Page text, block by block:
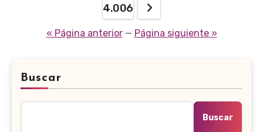
entradas
4.006
« Página anterior— Página siguiente »
Buscar
Buscar